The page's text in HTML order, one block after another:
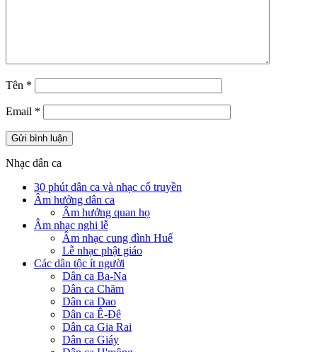
Tên *
Email *
Nhạc dân ca
30 phút dân ca và nhạc cổ truyền
Âm hưởng dân ca
Âm hưởng quan họ
Âm nhạc nghi lễ
Âm nhạc cung đình Huế
Lễ nhạc phật giáo
Các dân tộc ít người
Dân ca Ba-Na
Dân ca Chăm
Dân ca Dao
Dân ca Ê-Đê
Dân ca Gia Rai
Dân ca Giáy